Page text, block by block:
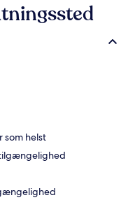
som helst